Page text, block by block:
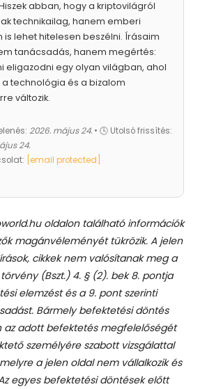
abban, hogy a kriptovilágról
technikailag, hanem emberi
is lehet hitelesen beszélni. Írásaim
tanácsadás, hanem megértés:
eligazodni egy olyan világban, ahol
a technológia és a bizalom
változik.
2026. május 24. • 🕓 Utolsó frissítés:
24.
[email protected]
oldalon található információk
magánvéleményét tükrözik. A jelen
cikkek nem valósítanak meg a
törvény (Bszt.) 4. § (2). bek 8. pontja
elemzést és a 9. pont szerinti
Bármely befektetési döntés
az adott befektetés megfelelőségét
személyére szabott vizsgálattal
a jelen oldal nem vállalkozik és
egyes befektetési döntések előtt